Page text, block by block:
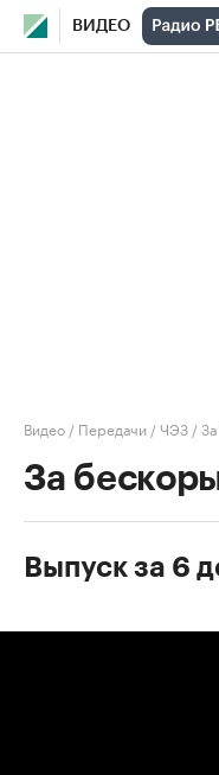
ВИДЕО
Видео / Передачи /ЧЭЗ /
За
Выпуск за 6